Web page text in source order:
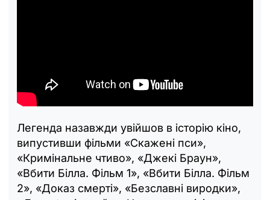
Легенда назавжди увійшов в історію кіно,
випустивши фільми «Скажені пси»,
«Кримінальне чтиво», «Джекі Браун»,
«Вбити Білла. Фільм 1», «Вбити Білла. Фільм
2», «Доказ смерті», «Безславні виродки»,